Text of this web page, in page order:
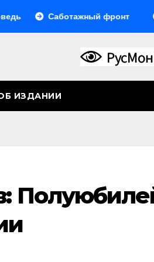
Саботажный фронт
ИЗДАНИИ